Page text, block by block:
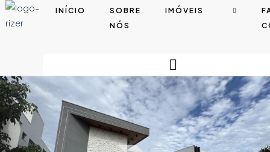
INÍCIO
SOBRE
NÓS
IMÓVEIS